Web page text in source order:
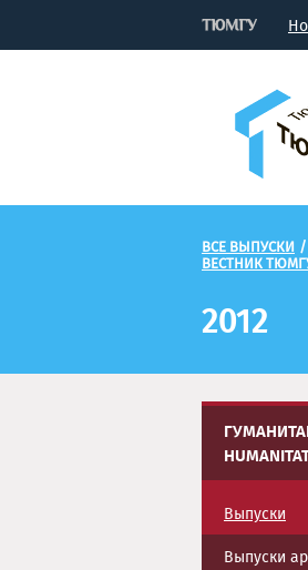
ВСЕ ВЫПУСКИ /
ВЕСТНИК
2012
Выпуски
Выпуски